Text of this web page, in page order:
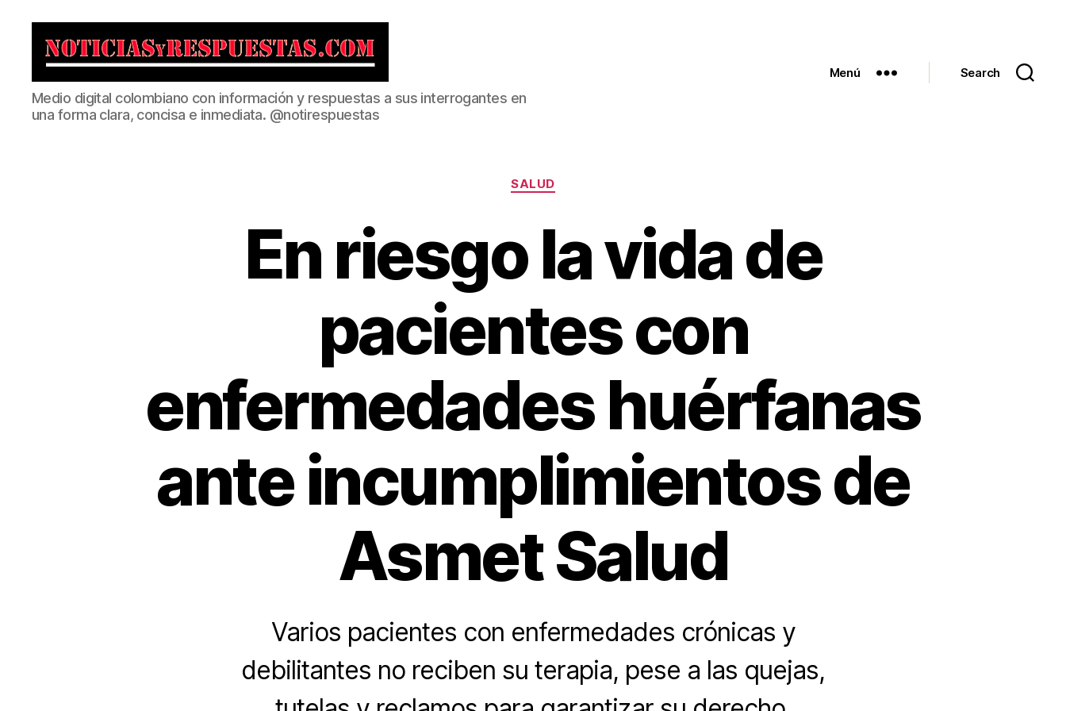
Noticias
y
Respuestas
Medio digital colombiano con información y respuestas a sus interrogantes en
una forma clara, concisa e inmediata. @notirespuestas
Menú Search
Categorías
SALUD
En riesgo la vida de
pacientes con
enfermedades huérfanas
ante incumplimientos de
Asmet Salud
Varios pacientes con enfermedades crónicas y
debilitantes no reciben su terapia, pese a las quejas,